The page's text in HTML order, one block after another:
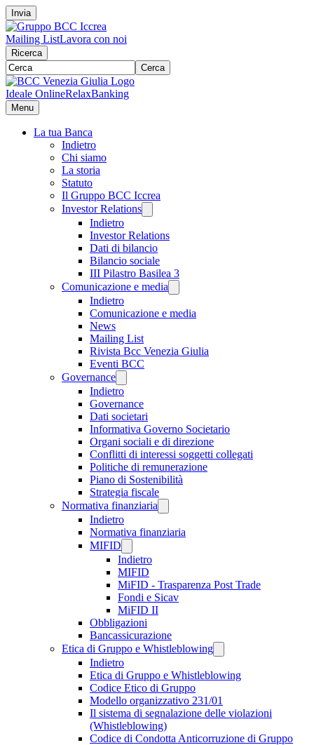
Invia
Mailing ListLavora con noi
Ricerca
Cerca
Ideale OnlineRelaxBanking
Menu
La tua Banca
Indietro
Chi siamo
La storia
Statuto
Il Gruppo BCC Iccrea
Investor Relations
Indietro
Investor Relations
Dati di bilancio
Bilancio sociale
III Pilastro Basilea 3
Comunicazione e media
Indietro
Comunicazione e media
News
Mailing List
Rivista Bcc Venezia Giulia
Eventi BCC
Governance
Indietro
Governance
Dati societari
Informativa Governo Societario
Organi sociali e di direzione
Conflitti di interessi soggetti collegati
Politiche di remunerazione
Piano di Sostenibilità
Strategia fiscale
Normativa finanziaria
Indietro
Normativa finanziaria
MIFID
Indietro
MIFID
MiFID - Trasparenza Post Trade
Fondi e Sicav
MiFID II
Obbligazioni
Bancassicurazione
Etica di Gruppo e Whistleblowing
Indietro
Etica di Gruppo e Whistleblowing
Codice Etico di Gruppo
Modello organizzativo 231/01
Il sistema di segnalazione delle violazioni
(Whistleblowing)
Codice di Condotta Anticorruzione di Gruppo